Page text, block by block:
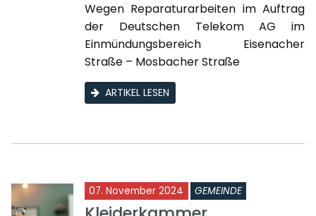
Wegen Reparaturarbeiten im Auftrag
der Deutschen Telekom AG im
Einmündungsbereich Eisenacher
Straße – Mosbacher Straße
ARTIKEL LESEN
07. November 2024 GEMEINDE